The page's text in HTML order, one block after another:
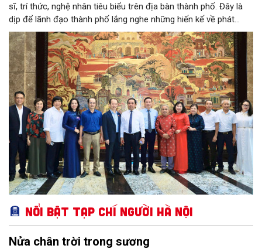
sĩ, trí thức, nghệ nhân tiêu biểu trên địa bàn thành phố. Đây là
dịp để lãnh đạo thành phố lắng nghe những hiến kế về phát
triển khoa học công nghệ, đổi mới sáng tạo, công nghiệp văn
hóa và phát huy nguồn lực con người, góp phần tạo động lực
mới cho sự phát triển nhanh, bền vững của Thủ đô.
Nổi bật Tạp chí Người Hà Nội
Nửa chân trời trong sương